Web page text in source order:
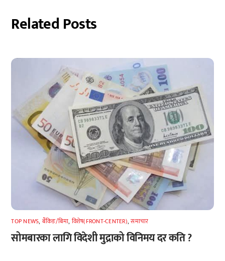
Related Posts
TOP NEWS, बैंकिङ/बिमा, विशेष(FRONT-CENTER),समाचार
सोमबारका लागि विदेशी मुद्राको विनिमय दर कति ?